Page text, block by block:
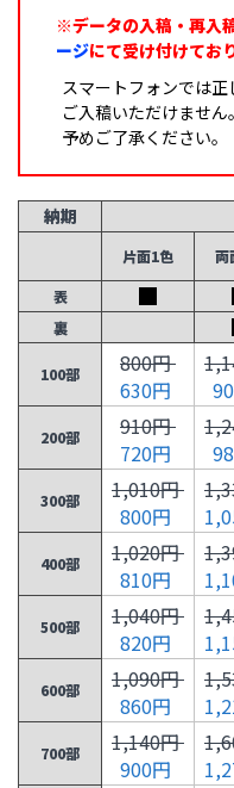
※データの入稿・再入
ージにて受け付けてお
スマートフォンでは正
ご入稿いただけません。
予めご了承ください。
納期
片面1色 両
表
裏
100部
800円
630円
200部
910円
720円
300部
1,010円
800円
400部
1,020円
810円
500部
1,040円
820円
600部
1,090円
860円
700部
1,140円
900円